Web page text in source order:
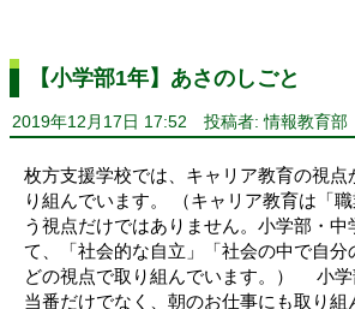
【小学部1年】あさのしごと
2019年12月17日 17:52 投稿者: 情報教育部
枚方支援学校では、キャリア教育の視点
り組んでいます。 （キャリア教育は「
う視点だけではありません。小学部・中
て、「社会的な自立」「社会の中で自分
どの視点で取り組んでいます。） 小学
当番だけでなく、朝のお仕事にも取り